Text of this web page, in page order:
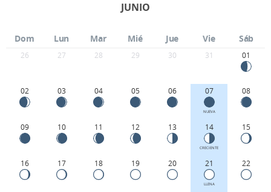
JUNIO
Dom Lun Mar Mié Jue Vie Sáb
26 27 28 29 30 31 01
02 03 04 05 06 07
NUEVA
08
09 10 11 12 13 14
CRECIENTE
15
16 17 18 19 20 21
LLENA
22